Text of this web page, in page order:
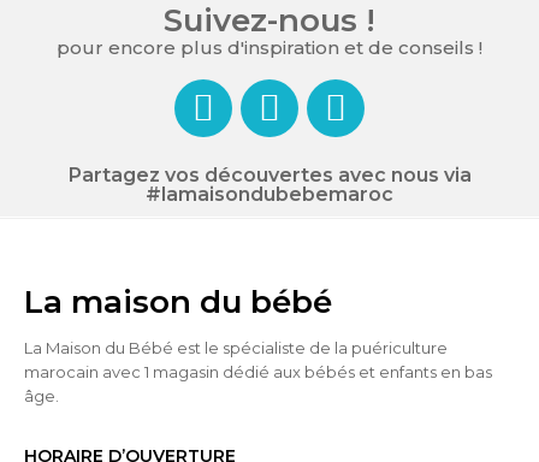
Suivez-nous !
pour encore plus d'inspiration et de conseils !
Partagez vos découvertes avec nous via
#lamaisondubebemaroc
La maison du bébé
La Maison du Bébé est le spécialiste de la puériculture
marocain avec 1 magasin dédié aux bébés et enfants en bas
âge.
HORAIRE D’OUVERTURE